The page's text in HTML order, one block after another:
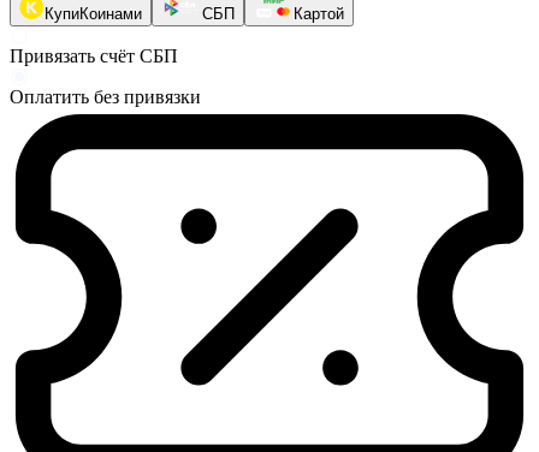
КупиКоинами СБП Картой
Привязать счёт СБП
Оплатить без привязки